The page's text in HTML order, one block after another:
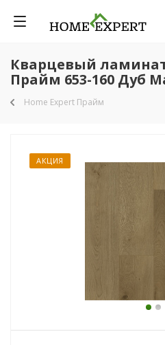
Кварцевый
Прайм 653-160 Дуб
Home Expert Прайм
АКЦИЯ